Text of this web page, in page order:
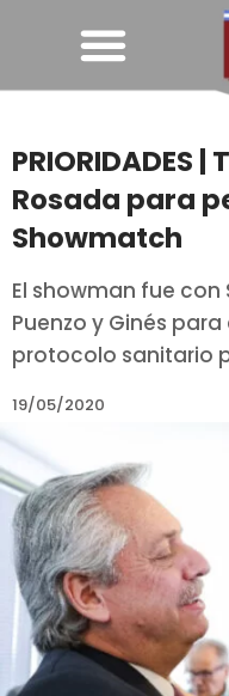
PRIORIDADES
Rosada para
Showmatch
El showman fue con
Puenzo y Ginés
protocolo sanitario
19/05/2020